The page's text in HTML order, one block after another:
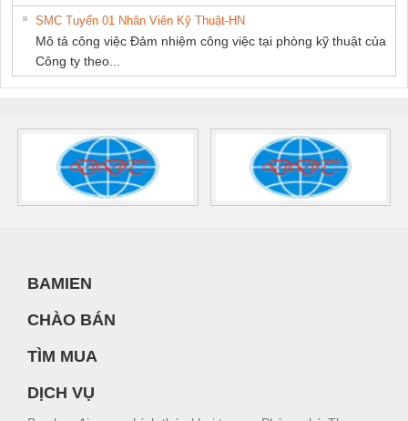
SMC Tuyển 01 Nhân Viên Kỹ Thuật-HN
Mô tả công việc Đảm nhiệm công việc tại phòng kỹ thuật của
Công ty theo...
BAMIEN
CHÀO BÁN
TÌM MUA
DỊCH VỤ